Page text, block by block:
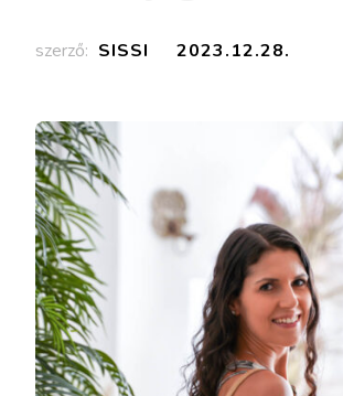
szerző: SISSI 2023.12.28.